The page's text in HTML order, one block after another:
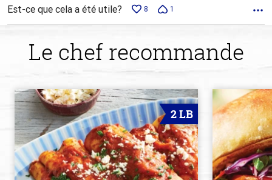
Est-ce que cela a été utile? 8 1
Le chef recommande
2 LB